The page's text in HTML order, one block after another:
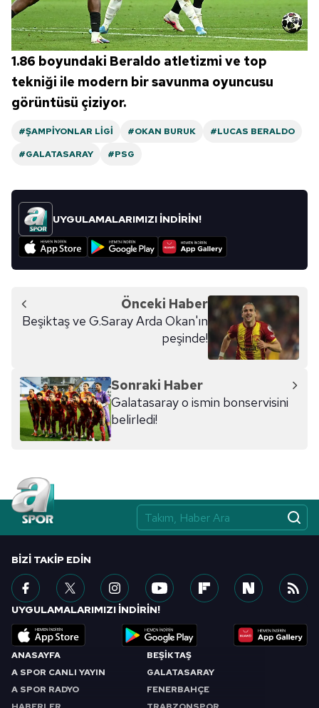
1.86 boyundaki Beraldo atletizmi ve top
tekniği ile modern bir savunma oyuncusu
görüntüsü çiziyor.
#ŞAMPIYONLAR LIGI #OKAN BURUK
#LUCAS BERALDO
#GALATASARAY
#PSG
UYGULAMALARIMIZI İNDİRİN!
Önceki Haber
Beşiktaş ve G.Saray Arda Okan'ın
peşinde!
Sonraki Haber
Galatasaray o ismin bonservisini
belirledi!
ANASAYFA
A SPOR CANLI YAYIN
A SPOR RADYO
BEŞİKTAŞ
GALATASARAY
FENERBAHÇE
BIZI TAKIP EDIN
UYGULAMALARIMIZI İNDİRİN!